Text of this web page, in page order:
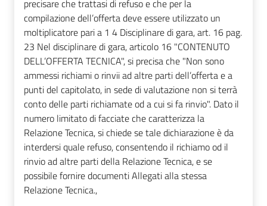
precisare che trattasi di refuso e che per la
compilazione dell’offerta deve essere utilizzato un
moltiplicatore pari a 1 4 Disciplinare di gara, art. 16 pag.
23 Nel disciplinare di gara, articolo 16 "CONTENUTO
DELL’OFFERTA TECNICA", si precisa che "Non sono
ammessi richiami o rinvii ad altre parti dell’offerta e a
punti del capitolato, in sede di valutazione non si terrà
conto delle parti richiamate od a cui si fa rinvio". Dato il
numero limitato di facciate che caratterizza la
Relazione Tecnica, si chiede se tale dichiarazione è da
interdersi quale refuso, consentendo il richiamo od il
rinvio ad altre parti della Relazione Tecnica, e se
possibile fornire documenti Allegati alla stessa
Relazione Tecnica.,